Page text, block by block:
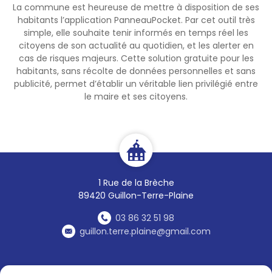
La commune est heureuse de mettre à disposition de ses
habitants l’application PanneauPocket. Par cet outil très
simple, elle souhaite tenir informés en temps réel les
citoyens de son actualité au quotidien, et les alerter en
cas de risques majeurs. Cette solution gratuite pour les
habitants, sans récolte de données personnelles et sans
publicité, permet d’établir un véritable lien privilégié entre
le maire et ses citoyens.
1 Rue de la Brèche
89420 Guillon-Terre-Plaine
03 86 32 51 98
guillon.terre.plaine@gmail.com